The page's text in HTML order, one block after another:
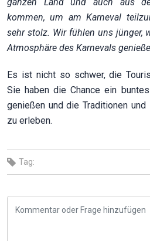
kommen, um am Karneval
sehr stolz. Wir fühlen uns jünger,
Atmosphäre des Karnevals
Es ist nicht so schwer, die
Sie haben die Chance ein
genießen und die Traditionen
zu erleben.
Tag: